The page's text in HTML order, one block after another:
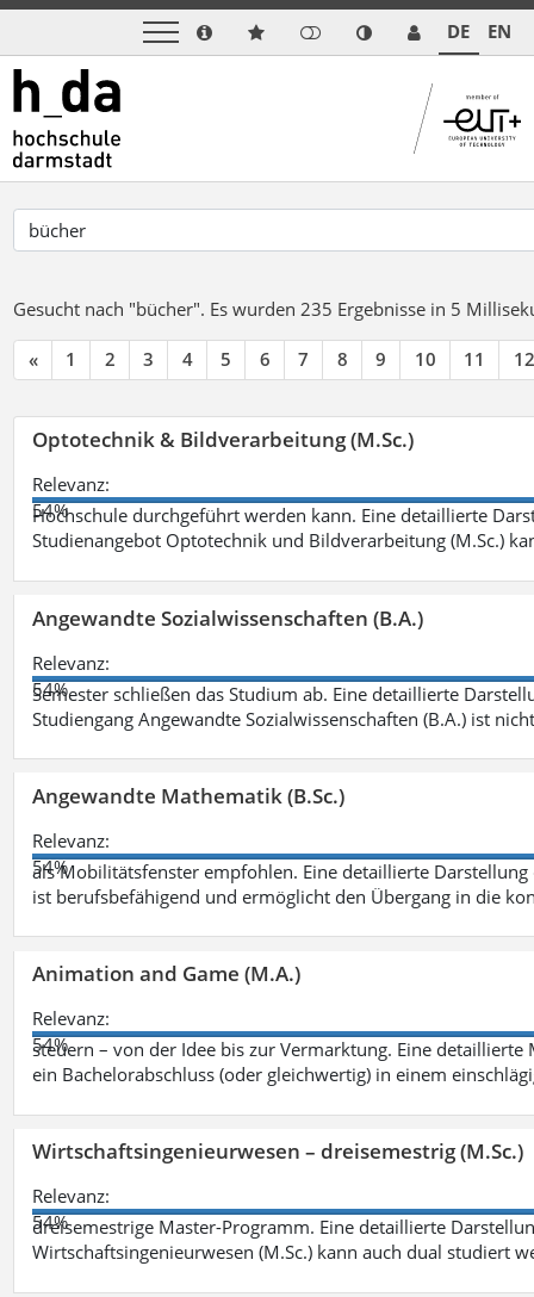
DE EN
Gesucht nach "bücher". Es wurden 235 Ergebnisse in 5
« 1 2 3 4 5 6 7 8 9 10 11 12
Optotechnik & Bildverarbeitung (M.Sc.)
Relevanz:
54%
Hochschule durchgeführt werden kann. Eine detaillierte
Studienangebot Optotechnik und Bildverarbeitung (M.Sc.)
Angewandte Sozialwissenschaften (B.A.)
Relevanz:
54%
Semester schließen das Studium ab. Eine detaillierte
Studiengang Angewandte Sozialwissenschaften (B.A.) ist
Angewandte Mathematik (B.Sc.)
Relevanz:
54%
als Mobilitätsfenster empfohlen. Eine detaillierte
ist berufsbefähigend und ermöglicht den Übergang in die
Animation and Game (M.A.)
Relevanz:
54%
steuern – von der Idee bis zur Vermarktung. Eine
ein Bachelorabschluss (oder gleichwertig) in einem
Wirtschaftsingenieurwesen – dreisemestrig (M.Sc.)
Relevanz:
54%
dreisemestrige Master-Programm. Eine detaillierte
Wirtschaftsingenieurwesen (M.Sc.) kann auch dual studiert